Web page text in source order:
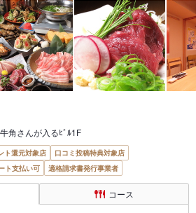
角さんが入るﾋﾞﾙ1F
ト還元対象店
口コミ投稿特典対象店
ト支払い可 適格請求書発行事業者
コース